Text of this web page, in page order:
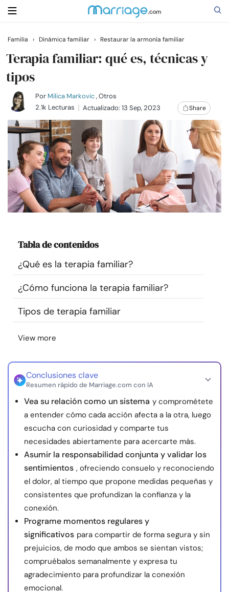
Buscar
Casarse
Relaciones
Familia
Ayuda
Cursos
Recursos
Comunidad
Encuentra un terapeuta
nosotros
© Copyright 2026. Todos los derechos reservados.
Familia › Dinámica familiar › Restaurar la armonía familiar
Terapia familiar: qué es, técnicas y
tipos
Por Milica Markovic, Otros
2.1k Lecturas
Actualizado: 13 Sep, 2023 Share
Tabla de contenidos
¿Qué es la terapia familiar?
¿Cómo funciona la terapia familiar?
Tipos de terapia familiar
View more
Conclusiones clave
Resumen rápido de Marriage.com con IA
Vea su relación como un sistema y comprométete
a entender cómo cada acción afecta a la otra, luego
escucha con curiosidad y comparte tus
necesidades abiertamente para acercarte más.
Asumir la responsabilidad conjunta y validar los
sentimientos , ofreciendo consuelo y reconociendo
el dolor, al tiempo que propone medidas pequeñas y
consistentes que profundizan la confianza y la
conexión.
Programe momentos regulares y
significativos para compartir de forma segura y sin
prejuicios, de modo que ambos se sientan vistos;
compruébalos semanalmente y expresa tu
agradecimiento para profundizar la conexión
emocional.